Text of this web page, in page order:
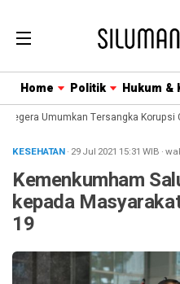
Home Politik Hukum &
Umumkan Tersangka Korupsi
KESEHATAN· 29 Jul 2021 15:31 WIB ·
Kemenkumham
kepada
19